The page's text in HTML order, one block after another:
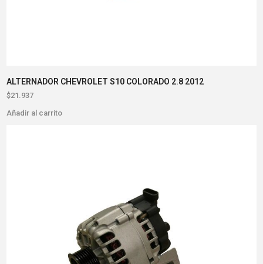
ALTERNADOR CHEVROLET S10 COLORADO 2.8 2012
$21.937
Añadir al carrito